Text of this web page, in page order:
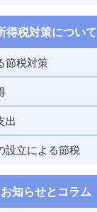
得税対策について
節税対策
出
設立による節税
お知らせとコラム